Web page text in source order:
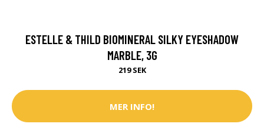
ESTELLE & THILD BIOMINERAL SILKY EYESHADOW
MARBLE, 3G
219 SEK
MER INFO!